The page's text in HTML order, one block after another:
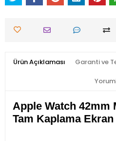
Ürün Açıklaması Garanti ve
Apple Watch 42mm
Tam Kaplama